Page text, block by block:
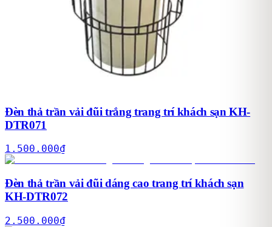
Đèn thả trần vải đũi trắng trang trí khách sạn KH-
DTR071
1.500.000₫
Đèn thả trần vải đũi dáng cao trang trí khách sạn
KH-DTR072
2.500.000₫